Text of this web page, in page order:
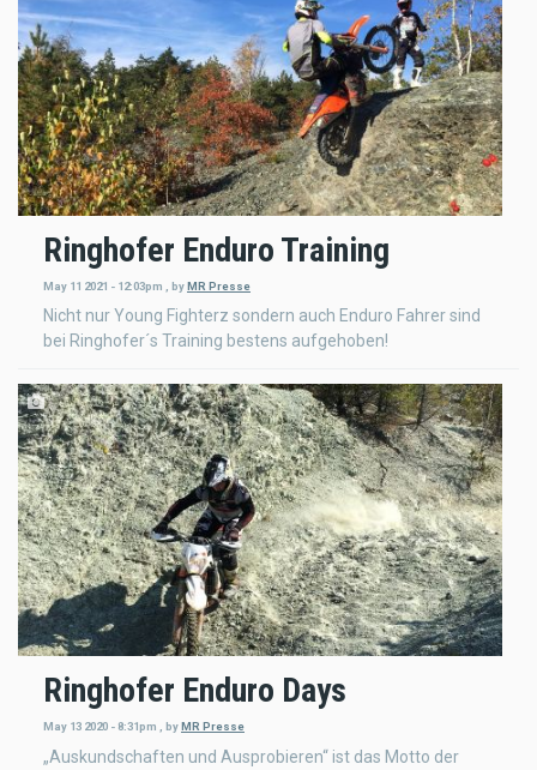
Ringhofer Enduro Training
May 11 2021 - 12:03pm byMR Presse
Nicht nur Young Fighterz sondern auch Enduro Fahrer sind
bei Ringhofer´s Training bestens aufgehoben!
Ringhofer Enduro Days
May 13 2020 - 8:31pm byMR Presse
„Auskundschaften und Ausprobieren“ ist das Motto der